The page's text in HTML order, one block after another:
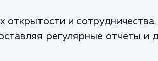
и
регулярные отчеты